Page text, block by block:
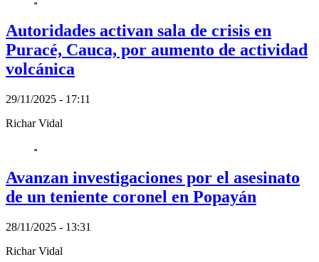
Autoridades activan sala de crisis en
Puracé, Cauca, por aumento de actividad
volcánica
29/11/2025 - 17:11
Richar Vidal
Avanzan investigaciones por el asesinato
de un teniente coronel en Popayán
28/11/2025 - 13:31
Richar Vidal